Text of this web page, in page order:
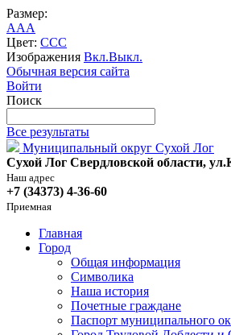
Размер:
AAA
Цвет: CCC
Изображения Вкл.Выкл.
Обычная версия сайта
Войти
Поиск
Все результаты
Муниципальный округ Сухой Лог
Сухой Лог Свердловской области,
Наш адрес
+7 (34373) 4-36-60
Приемная
Главная
Город
Общая информация
Символика
Наша история
Почетные граждане
Паспорт муниципального